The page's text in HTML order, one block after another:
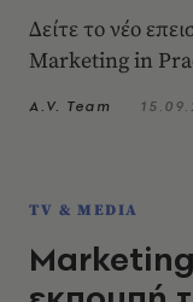
Δείτε το νέο
Marketing in
A.V. Team
TV & MEDIA